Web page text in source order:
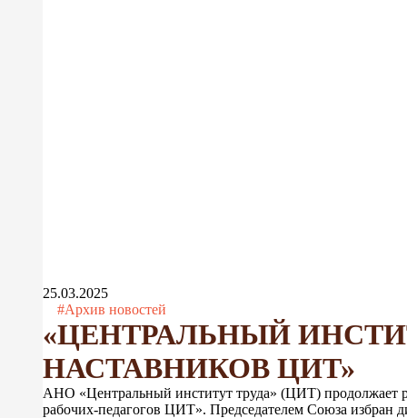
25.03.2025
#Архив новостей
«ЦЕНТРАЛЬНЫЙ
НАСТАВНИКОВ ЦИТ»
АНО «Центральный институт труда» (ЦИТ) продолжает
рабочих-педагогов ЦИТ». Председателем Союза